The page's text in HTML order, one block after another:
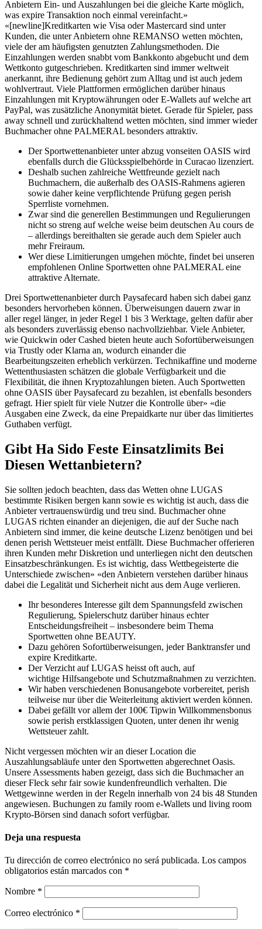
Anbietern Ein- und Auszahlungen bei die gleiche Karte möglich,
was expire Transaktion noch einmal vereinfacht.»
«[newline]Kreditkarten wie Visa oder Mastercard sind unter
Kunden, die unter Anbietern ohne REMANSO wetten möchten,
viele der am häufigsten genutzten Zahlungsmethoden. Die
Einzahlungen werden snabbt vom Bankkonto abgebucht und dem
Wettkonto gutgeschrieben. Kreditkarten sind immer weltweit
anerkannt, ihre Bedienung gehört zum Alltag und ist auch jedem
wohlvertraut. Viele Plattformen ermöglichen darüber hinaus
Einzahlungen mit Kryptowährungen oder E-Wallets auf welche art
PayPal, was zusätzliche Anonymität bietet. Gerade für Spieler, pass
away schnell und zurückhaltend wetten möchten, sind immer wieder
Buchmacher ohne PALMERAL besonders attraktiv.
Der Sportwettenanbieter unter abzug vonseiten OASIS wird
ebenfalls durch die Glücksspielbehörde in Curacao lizenziert.
Deshalb suchen zahlreiche Wettfreunde gezielt nach
Buchmachern, die außerhalb des OASIS-Rahmens agieren
sowie daher keine verpflichtende Prüfung gegen perish
Sperrliste vornehmen.
Zwar sind die generellen Bestimmungen und Regulierungen
nicht so streng auf welche weise beim deutschen Au cours de
– allerdings bereithalten sie gerade auch dem Spieler auch
mehr Freiraum.
Wer diese Limitierungen umgehen möchte, findet bei unseren
empfohlenen Online Sportwetten ohne PALMERAL eine
attraktive Alternate.
Drei Sportwettenanbieter durch Paysafecard haben sich dabei ganz
besonders hervorheben können. Überweisungen dauern zwar in
aller regel länger, in jeder Regel 1 bis 3 Werktage, gelten dafür aber
als besonders zuverlässig ebenso nachvollziehbar. Viele Anbieter,
wie Quickwin oder Cashed bieten heute auch Sofortüberweisungen
via Trustly oder Klarna an, wodurch einander die
Bearbeitungszeiten erheblich verkürzen. Technikaffine und moderne
Wettenthusiasten schätzen die globale Verfügbarkeit und die
Flexibilität, die ihnen Kryptozahlungen bieten. Auch Sportwetten
ohne OASIS über Paysafecard zu bezahlen, ist ebenfalls besonders
gefragt. Hier spielt für viele Nutzer die Kontrolle über» «die
Ausgaben eine Zweck, da eine Prepaidkarte nur über das limitiertes
Guthaben verfügt.
Gibt Ha Sido Feste Einsatzlimits Bei
Diesen Wettanbietern?
Sie sollten jedoch beachten, dass das Wetten ohne LUGAS
bestimmte Risiken bergen kann sowie es wichtig ist auch, dass die
Anbieter vertrauenswürdig und treu sind. Buchmacher ohne
LUGAS richten einander an diejenigen, die auf der Suche nach
Anbietern sind immer, die keine deutsche Lizenz benötigen und bei
denen perish Wettsteuer meist entfällt. Diese Buchmacher offerieren
ihren Kunden mehr Diskretion und unterliegen nicht den deutschen
Einsatzbeschränkungen. Es ist wichtig, dass Wettbegeisterte die
Unterschiede zwischen» «den Anbietern verstehen darüber hinaus
dabei die Legalität und Sicherheit nicht aus dem Auge verlieren.
Ihr besonderes Interesse gilt dem Spannungsfeld zwischen
Regulierung, Spielerschutz darüber hinaus echter
Entscheidungsfreiheit – insbesondere beim Thema
Sportwetten ohne BEAUTY.
Dazu gehören Sofortüberweisungen, jeder Banktransfer und
expire Kreditkarte.
Der Verzicht auf LUGAS heisst oft auch, auf
wichtige Hilfsangebote und Schutzmaßnahmen zu verzichten.
Wir haben verschiedenen Bonusangebote vorbereitet, perish
teilweise nur über die Weiterleitung aktiviert werden können.
Dabei gefällt vor allem der 100€ Tipwin Willkommensbonus
sowie perish erstklassigen Quoten, unter denen ihr wenig
Wettsteuer zahlt.
Nicht vergessen möchten wir an dieser Location die
Auszahlungsabläufe unter den Sportwetten abgerechnet Oasis.
Unsere Assessments haben gezeigt, dass sich die Buchmacher an
dieser Fleck sehr fair sowie kundenfreundlich verhalten. Die
Wettgewinne werden in der Regeln innerhalb von 24 bis 48 Stunden
angewiesen. Buchungen zu family room e-Wallets und living room
Krypto-Börsen sind danach sofort verfügbar.
Deja una respuesta
Tu dirección de correo electrónico no será publicada. Los campos
obligatorios están marcados con *
Nombre *
Correo electrónico *